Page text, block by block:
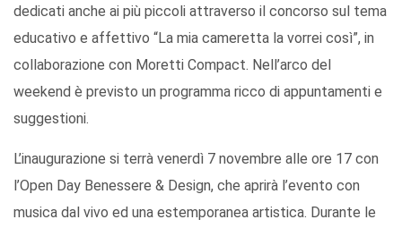
dedicati anche ai più piccoli attraverso il concorso sul tema
educativo e affettivo “La mia cameretta la vorrei così”, in
collaborazione con Moretti Compact. Nell’arco del
weekend è previsto un programma ricco di appuntamenti e
suggestioni.
L’inaugurazione si terrà venerdì 7 novembre alle ore 17 con
l’Open Day Benessere & Design, che aprirà l’evento con
musica dal vivo ed una estemporanea artistica. Durante le